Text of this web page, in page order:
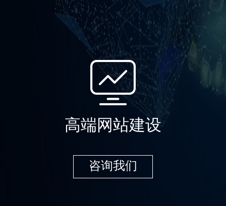
高端网站建设
咨询我们